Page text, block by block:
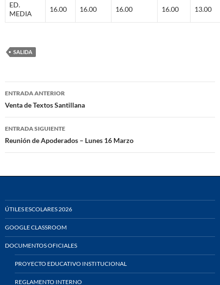
ED.
MEDIA
16.00 16.00 16.00 16.00 13.00
SALIDA
Navegación
de
entradas
ENTRADA ANTERIOR
Venta de Textos Santillana
ENTRADA SIGUIENTE
Reunión de Apoderados – Lunes 16 Marzo
ÚTILES ESCOLARES 2026
GOOGLE CLASSROOM
DOCUMENTOS OFICIALES
PROYECTO EDUCATIVO INSTITUCIONAL
REGLAMENTO INTERNO